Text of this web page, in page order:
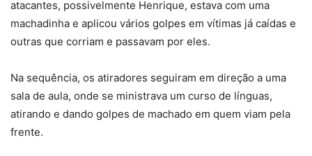
atacantes, possivelmente Henrique, estava com uma
machadinha e aplicou vários golpes em vítimas já caídas e
outras que corriam e passavam por eles.
Na sequência, os atiradores seguiram em direção a uma
sala de aula, onde se ministrava um curso de línguas,
atirando e dando golpes de machado em quem viam pela
frente.